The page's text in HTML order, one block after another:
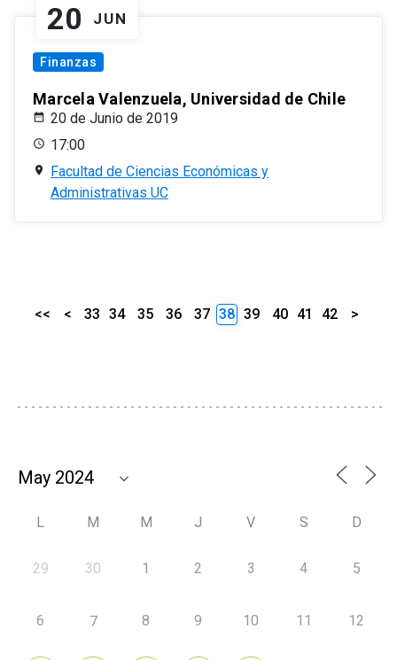
20 JUN
Finanzas
Marcela Valenzuela, Universidad de Chile
20 de Junio de 2019
17:00
Facultad de Ciencias Económicas y
Administrativas UC
<< < 33 34 35 36 37 38 39 40 41 42 >
L M M J V S D
29 30 1 2 3 4 5
6 7 8 9 10 11 12